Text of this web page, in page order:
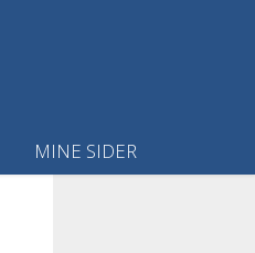
MINE SIDER